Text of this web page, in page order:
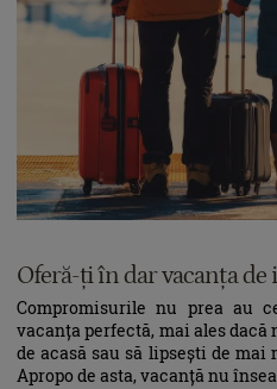
Oferă-ți în dar vacanța de
Compromisurile nu prea au
vacanța perfectă, mai ales dacă
de acasă sau să lipsești de
Apropo de asta, vacanță nu